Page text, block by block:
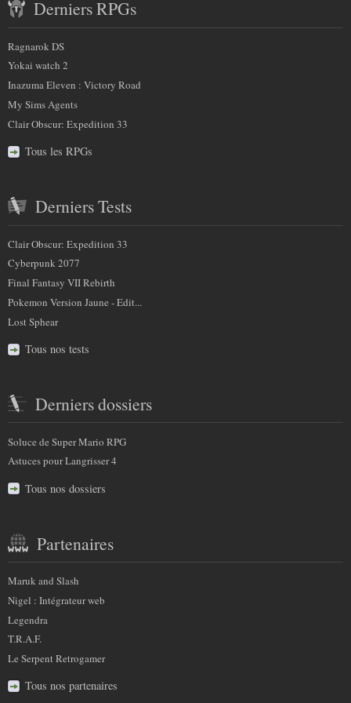
sur
nous
récent
et
partenaires
Derniers RPGs
Ragnarok DS
Yokai watch 2
Inazuma Eleven : Victory Road
My Sims Agents
Clair Obscur: Expedition 33
Tous les RPGs
Derniers Tests
Clair Obscur: Expedition 33
Cyberpunk 2077
Final Fantasy VII Rebirth
Pokemon Version Jaune - Edit...
Lost Sphear
Tous nos tests
Derniers dossiers
Soluce de Super Mario RPG
Astuces pour Langrisser 4
Tous nos dossiers
Partenaires
Maruk and Slash
Nigel : Intégrateur web
Legendra
T.R.A.F.
Le Serpent Retrogamer
Tous nos partenaires